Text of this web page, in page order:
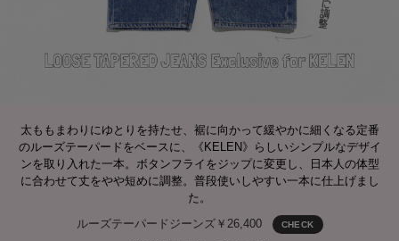
太ももまわりにゆとりを持たせ、裾に向かって緩やかに細くなる定番
のルーズテーパードをベースに、《KELEN》らしいシンプルなデザイ
ンを取り入れた一本。ボタンフライをジップに変更し、日本人の体型
に合わせて丈をやや短めに調整。普段使いしやすい一本に仕上げまし
た。
ルーズテーパードジーンズ￥26,400
CHECK